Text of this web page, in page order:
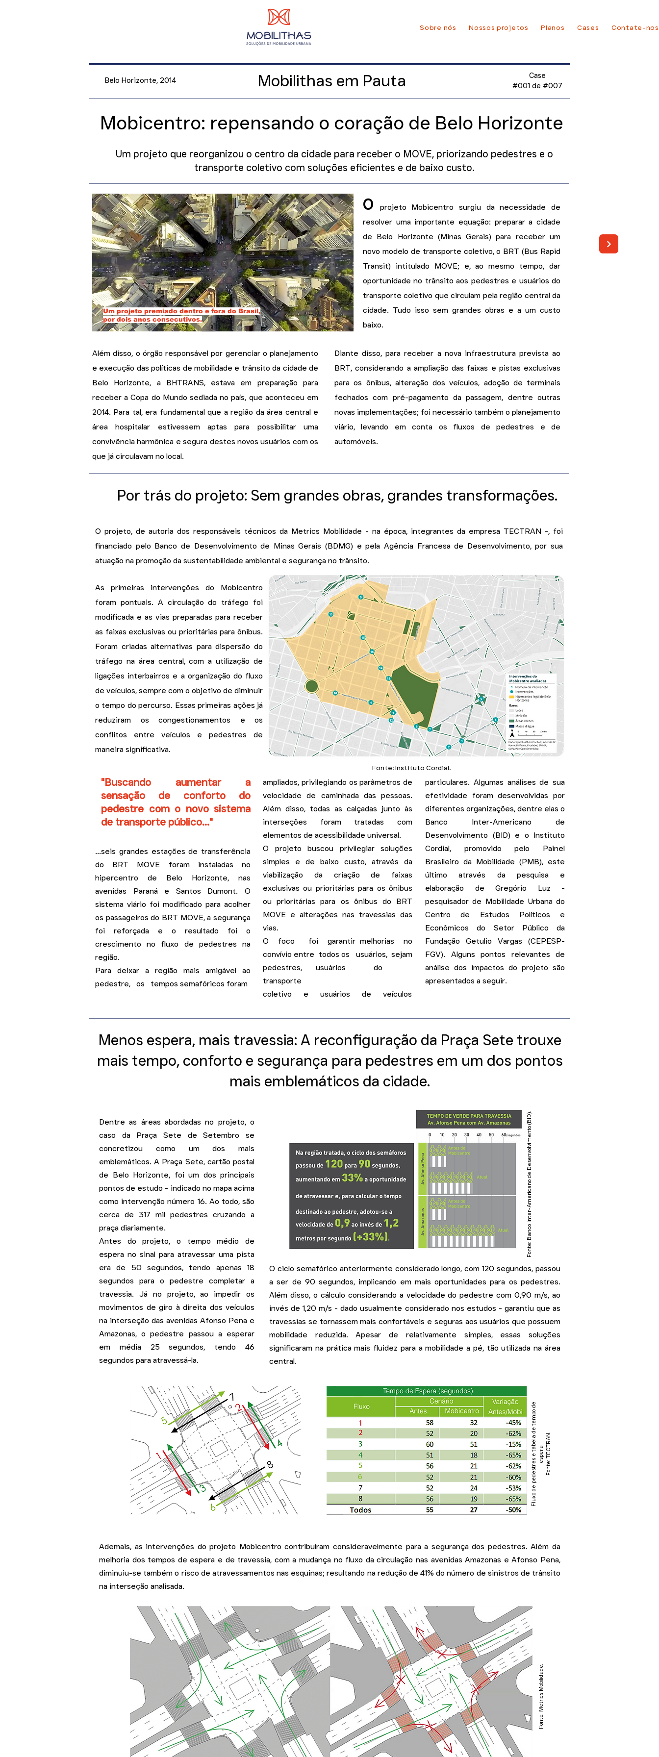
Sobre nós Nossos projetos Planos Cases Contate-nos
Belo Horizonte, 2014 Mobilithas em Pauta
Case
#001 de #007
Mobicentro: repensando o coração de Belo Horizonte
Um projeto que reorganizou o centro da cidade para receber o MOVE, priorizando pedestres e o
transporte coletivo com soluções eficientes e de baixo custo.
Um projeto premiado dentro e fora do Brasil,
por dois anos consecutivos.
O
projeto Mobicentro surgiu da necessidade de
resolver uma importante equação: preparar a cidade
de Belo Horizonte (Minas Gerais) para receber um
novo modelo de transporte coletivo, o BRT (Bus Rapid
Transit) intitulado MOVE; e, ao mesmo tempo, dar
oportunidade no trânsito aos pedestres e usuários do
transporte coletivo que circulam pela região central da
cidade. Tudo isso sem grandes obras e a um custo
baixo.​
Além disso, o órgão responsável por gerenciar o planejamento
e execução das políticas de mobilidade e trânsito da cidade de
Belo Horizonte, a BHTRANS, estava em preparação para
receber a Copa do Mundo sediada no país, que aconteceu em
2014. Para tal, era fundamental que a região da área central e
área hospitalar estivessem aptas para possibilitar uma
convivência harmônica e segura destes novos usuários com os
que já circulavam no local.
​Diante disso, para receber a nova infraestrutura prevista ao
BRT, considerando a ampliação das faixas e pistas exclusivas
para os ônibus, alteração dos veículos, adoção de terminais
fechados com pré-pagamento da passagem, dentre outras
novas implementações; foi necessário também o planejamento
viário, levando em conta os fluxos de pedestres e de
automóveis.
Por trás do projeto: Sem grandes obras, grandes transformações.​
O projeto, de autoria dos responsáveis técnicos da Metrics Mobilidade - na época, integrantes da empresa TECTRAN -, foi
financiado pelo Banco de Desenvolvimento de Minas Gerais (BDMG) e pela Agência Francesa de Desenvolvimento, por sua
atuação na promoção da sustentabilidade ambiental e segurança no trânsito.
As primeiras intervenções do Mobicentro
foram pontuais. A circulação do tráfego foi
modificada e as vias preparadas para receber
as faixas exclusivas ou prioritárias para ônibus.
Foram criadas alternativas para dispersão do
tráfego na área central, com a utilização de
ligações interbairros e a organização do fluxo
de veículos, sempre com o objetivo de diminuir
o tempo do percurso. Essas primeiras ações já
reduziram os congestionamentos e os
conflitos entre veículos e pedestres de
maneira significativa.
Fonte: Instituto Cordial.
"Buscando aumentar a
sensação de conforto do
pedestre com o novo sistema
de transporte público..."
...seis grandes estações de transferência
do BRT MOVE foram instaladas no
hipercentro de Belo Horizonte, nas
avenidas Paraná e Santos Dumont. O
sistema viário foi modificado para acolher
os passageiros do BRT MOVE, a segurança
foi reforçada e o resultado foi o
crescimento no fluxo de pedestres na
região.
Para deixar a região mais amigável ao
pedestre, os tempos semafóricos foram
ampliados, privilegiando os parâmetros de
velocidade de caminhada das pessoas.
Além disso, todas as calçadas junto às
interseções foram tratadas com
elementos de acessibilidade universal.
O projeto buscou privilegiar soluções
simples e de baixo custo, através da
viabilização da criação de faixas
exclusivas ou prioritárias para os ônibus
ou prioritárias para os ônibus do BRT
MOVE e alterações nas travessias das
vias.
O foco foi garantir melhorias no
convívio entre todos os usuários, sejam
pedestres, usuários do
transporte
coletivo e usuários de veículos
particulares. Algumas análises de sua
efetividade foram desenvolvidas por
diferentes organizações, dentre elas o
Banco Inter-Americano de
Desenvolvimento (BID) e o Instituto
Cordial, promovido pelo Painel
Brasileiro da Mobilidade (PMB), este
último através da pesquisa e
elaboração de Gregório Luz -
pesquisador de Mobilidade Urbana do
Centro de Estudos Políticos e
Econômicos do Setor Público da
Fundação Getulio Vargas (CEPESP-
FGV). Alguns pontos relevantes de
análise dos impactos do projeto são
apresentados a seguir.
Menos espera, mais travessia: A reconfiguração da Praça Sete trouxe
mais tempo, conforto e segurança para pedestres em um dos pontos
mais emblemáticos da cidade.
Dentre as áreas abordadas no projeto, o
caso da Praça Sete de Setembro se
concretizou como um dos mais
emblemáticos. A Praça Sete, cartão postal
de Belo Horizonte, foi um dos principais
pontos de estudo - indicado no mapa acima
como intervenção número 16. Ao todo, são
cerca de 317 mil pedestres cruzando a
praça diariamente.
Antes do projeto, o tempo médio de
espera no sinal para atravessar uma pista
era de 50 segundos, tendo apenas 18
segundos para o pedestre completar a
travessia. Já no projeto, ao impedir os
movimentos de giro à direita dos veículos
na interseção das avenidas Afonso Pena e
Amazonas, o pedestre passou a esperar
em média 25 segundos, tendo 46
segundos para atravessá-la.
Fonte: Banco Inter-Americano de Desenvolvimento (BID).
O ciclo semafórico anteriormente considerado longo, com 120 segundos, passou
a ser de 90 segundos, implicando em mais oportunidades para os pedestres.
Além disso, o cálculo considerando a velocidade do pedestre com 0,90 m/s, ao
invés de 1,20 m/s - dado usualmente considerado nos estudos - garantiu que as
travessias se tornassem mais confortáveis e seguras aos usuários que possuem
mobilidade reduzida. Apesar de relativamente simples, essas soluções
significaram na prática mais fluidez para a mobilidade a pé, tão utilizada na área
central.
F
l
u
x
o
d
e
p
e
d
e
s
t
r
e
s
e
t
a
b
e
l
a
d
e
t
e
m
p
o
d
e
e
s
p
e
ra.Fonte: TECTRAN.
Ademais, as intervenções do projeto Mobicentro contribuíram consideravelmente para a segurança dos pedestres. Além da
melhoria dos tempos de espera e de travessia, com a mudança no fluxo da circulação nas avenidas Amazonas e Afonso Pena,
diminuiu-se também o risco de atravessamentos nas esquinas; resultando na redução de 41% do número de sinistros de trânsito
na interseção analisada.
Fonte: Metrics Mobilidade.